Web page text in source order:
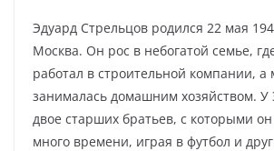
Эдуард Стрельцов родился 22 мая
Москва. Он рос в небогатой семье,
работал в строительной компании, а
занималась домашним хозяйством. У
двое старших братьев, с которыми
много времени, играя в футбол и